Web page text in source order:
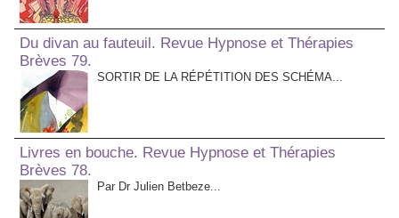
Du divan au fauteuil. Revue Hypnose et Thérapies
Brèves 79.
SORTIR DE LA RÉPÉTITION DES SCHÉMA...
Livres en bouche. Revue Hypnose et Thérapies
Brèves 78.
Par Dr Julien Betbeze...